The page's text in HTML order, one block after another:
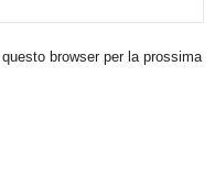
browser per la prossima